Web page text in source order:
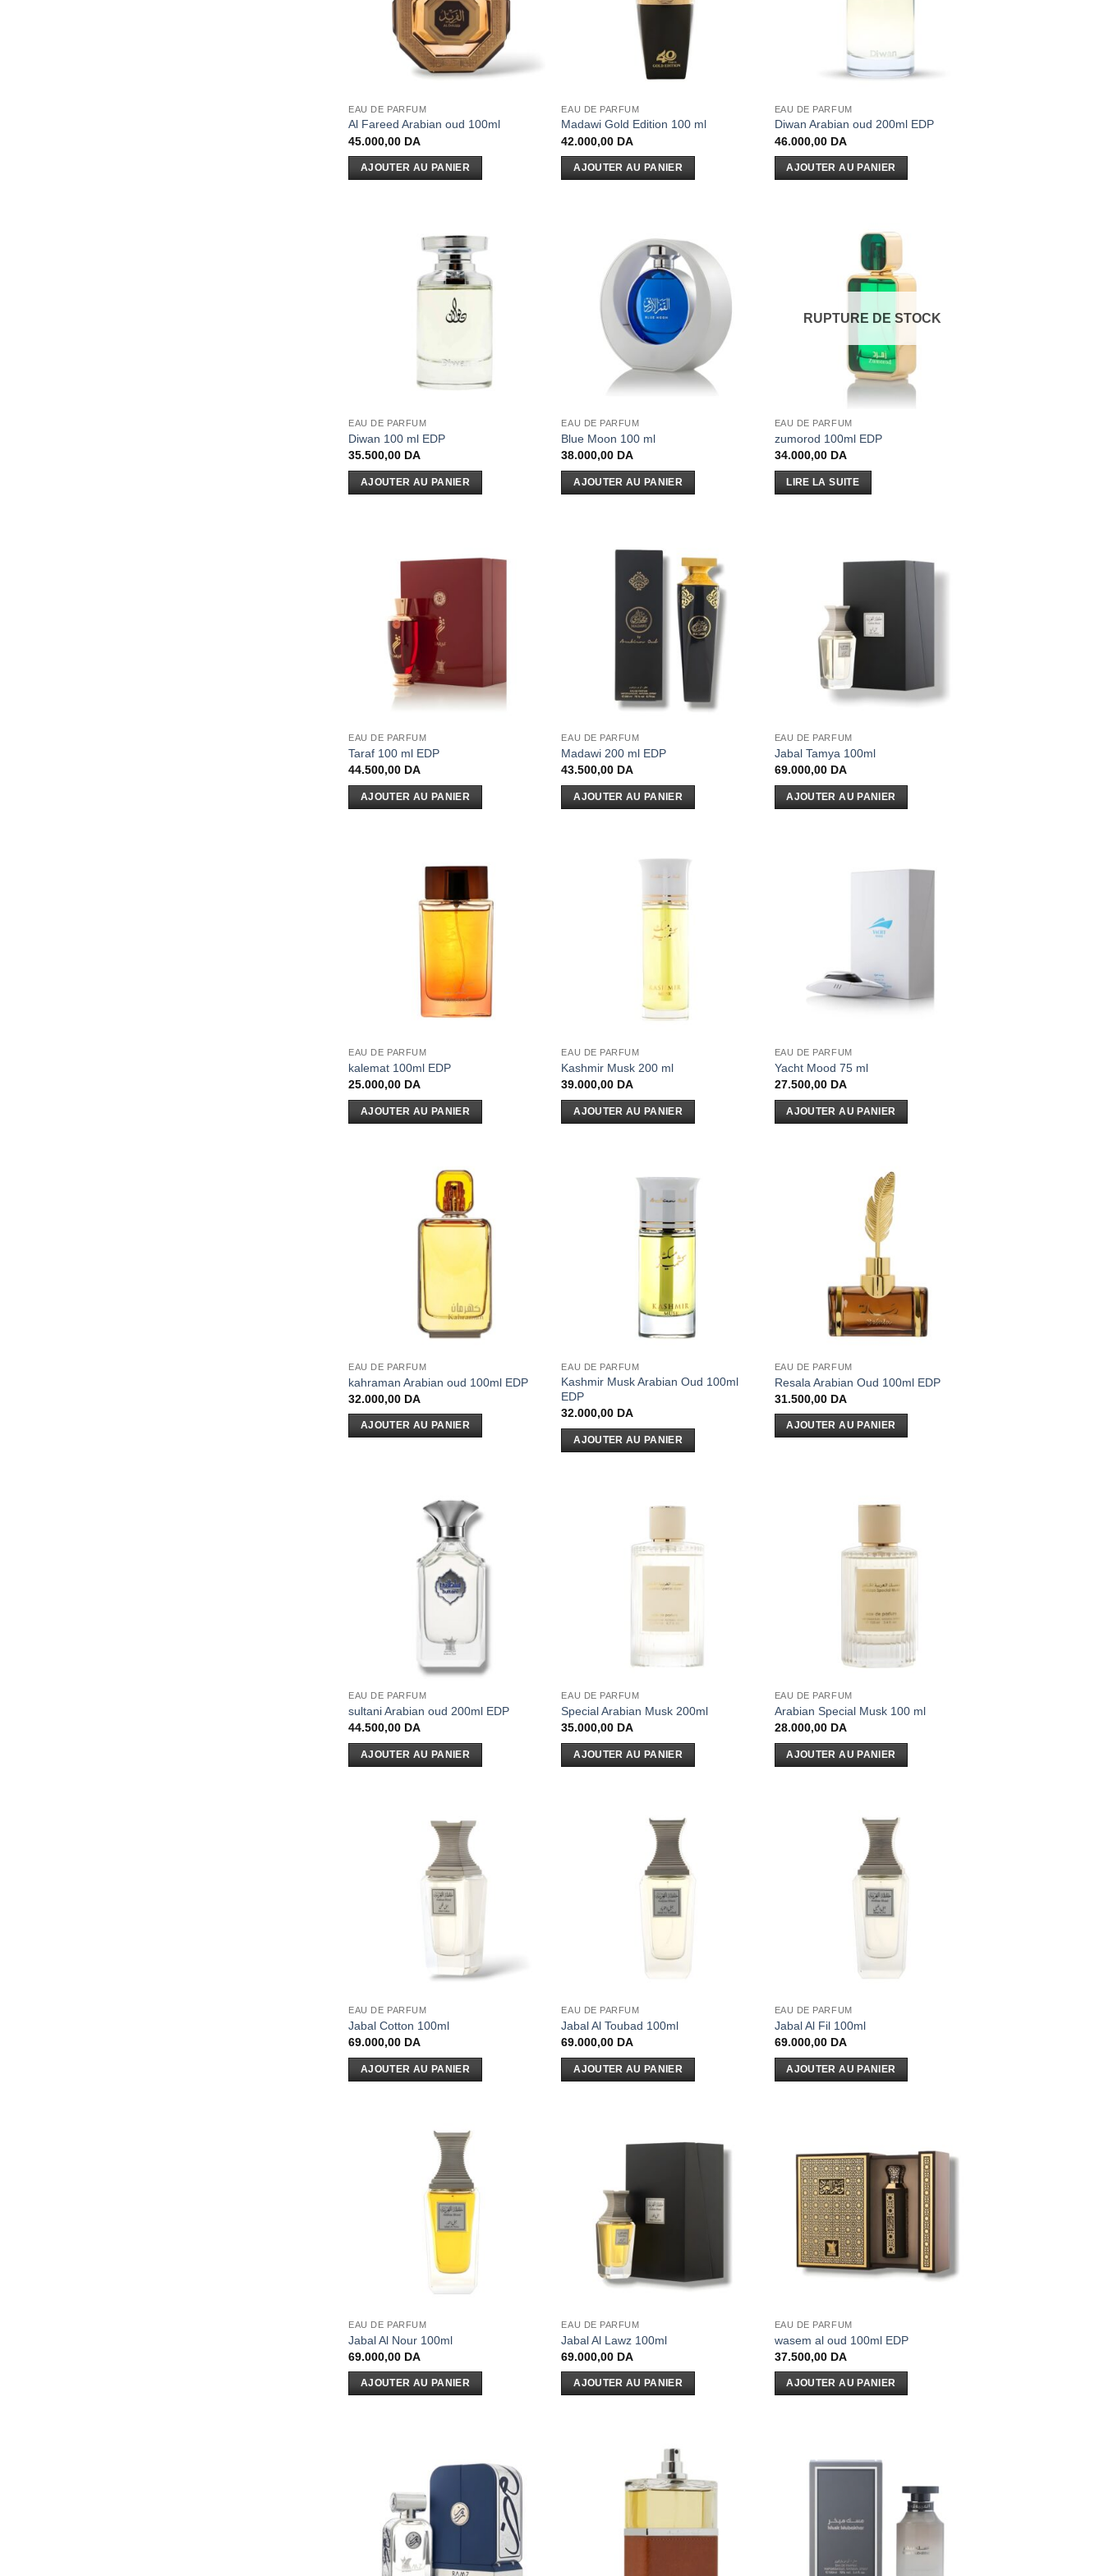
EAU DE PARFUM
Al Fareed Arabian oud 100ml
45.000,00 DA
AJOUTER AU PANIER
EAU DE PARFUM
Madawi Gold Edition 100 ml
42.000,00 DA
AJOUTER AU PANIER
EAU DE PARFUM
Diwan Arabian oud 200ml EDP
46.000,00 DA
AJOUTER AU PANIER
EAU DE PARFUM
Diwan 100 ml EDP
35.500,00 DA
AJOUTER AU PANIER
EAU DE PARFUM
Blue Moon 100 ml
38.000,00 DA
AJOUTER AU PANIER
RUPTURE DE STOCK
EAU DE PARFUM
zumorod 100ml EDP
34.000,00 DA
LIRE LA SUITE
EAU DE PARFUM
Taraf 100 ml EDP
44.500,00 DA
AJOUTER AU PANIER
EAU DE PARFUM
Madawi 200 ml EDP
43.500,00 DA
AJOUTER AU PANIER
EAU DE PARFUM
Jabal Tamya 100ml
69.000,00 DA
AJOUTER AU PANIER
EAU DE PARFUM
kalemat 100ml EDP
25.000,00 DA
AJOUTER AU PANIER
EAU DE PARFUM
Kashmir Musk 200 ml
39.000,00 DA
AJOUTER AU PANIER
EAU DE PARFUM
Yacht Mood 75 ml
27.500,00 DA
AJOUTER AU PANIER
EAU DE PARFUM
kahraman Arabian oud 100ml EDP
32.000,00 DA
AJOUTER AU PANIER
EAU DE PARFUM
Kashmir Musk Arabian Oud 100ml
EDP
32.000,00 DA
AJOUTER AU PANIER
EAU DE PARFUM
Resala Arabian Oud 100ml EDP
31.500,00 DA
AJOUTER AU PANIER
EAU DE PARFUM
sultani Arabian oud 200ml EDP
44.500,00 DA
AJOUTER AU PANIER
EAU DE PARFUM
Special Arabian Musk 200ml
35.000,00 DA
AJOUTER AU PANIER
EAU DE PARFUM
Arabian Special Musk 100 ml
28.000,00 DA
AJOUTER AU PANIER
EAU DE PARFUM
Jabal Cotton 100ml
69.000,00 DA
AJOUTER AU PANIER
EAU DE PARFUM
Jabal Al Toubad 100ml
69.000,00 DA
AJOUTER AU PANIER
EAU DE PARFUM
Jabal Al Fil 100ml
69.000,00 DA
AJOUTER AU PANIER
EAU DE PARFUM
Jabal Al Nour 100ml
69.000,00 DA
AJOUTER AU PANIER
EAU DE PARFUM
Jabal Al Lawz 100ml
69.000,00 DA
AJOUTER AU PANIER
EAU DE PARFUM
wasem al oud 100ml EDP
37.500,00 DA
AJOUTER AU PANIER